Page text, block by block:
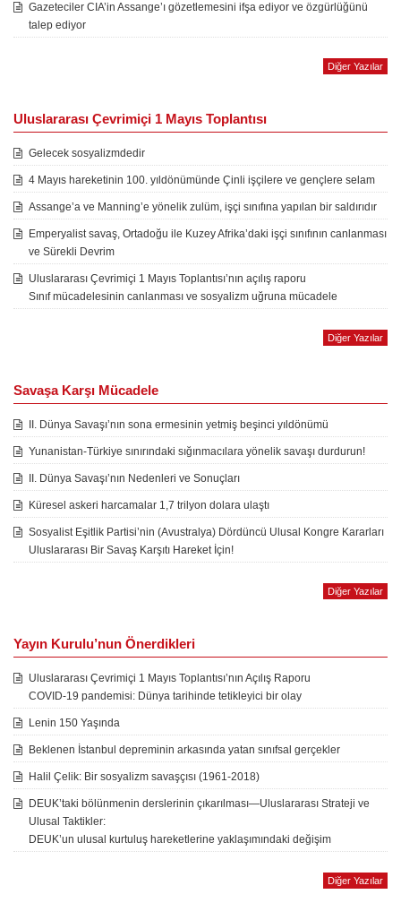
Gazeteciler CIA’in Assange’ı gözetlemesini ifşa ediyor ve özgürlüğünü
talep ediyor
Diğer Yazılar
Uluslararası Çevrimiçi 1 Mayıs Toplantısı
Gelecek sosyalizmdedir
4 Mayıs hareketinin 100. yıldönümünde Çinli işçilere ve gençlere selam
Assange’a ve Manning’e yönelik zulüm, işçi sınıfına yapılan bir saldırıdır
Emperyalist savaş, Ortadoğu ile Kuzey Afrika’daki işçi sınıfının canlanması
ve Sürekli Devrim
Uluslararası Çevrimiçi 1 Mayıs Toplantısı’nın açılış raporu
Sınıf mücadelesinin canlanması ve sosyalizm uğruna mücadele
Diğer Yazılar
Savaşa Karşı Mücadele
II. Dünya Savaşı’nın sona ermesinin yetmiş beşinci yıldönümü
Yunanistan-Türkiye sınırındaki sığınmacılara yönelik savaşı durdurun!
II. Dünya Savaşı’nın Nedenleri ve Sonuçları
Küresel askeri harcamalar 1,7 trilyon dolara ulaştı
Sosyalist Eşitlik Partisi’nin (Avustralya) Dördüncü Ulusal Kongre Kararları
Uluslararası Bir Savaş Karşıtı Hareket İçin!
Diğer Yazılar
Yayın Kurulu’nun Önerdikleri
Uluslararası Çevrimiçi 1 Mayıs Toplantısı’nın Açılış Raporu
COVID-19 pandemisi: Dünya tarihinde tetikleyici bir olay
Lenin 150 Yaşında
Beklenen İstanbul depreminin arkasında yatan sınıfsal gerçekler
Halil Çelik: Bir sosyalizm savaşçısı (1961-2018)
DEUK’taki bölünmenin derslerinin çıkarılması—Uluslararası Strateji ve
Ulusal Taktikler:
DEUK’un ulusal kurtuluş hareketlerine yaklaşımındaki değişim
Diğer Yazılar